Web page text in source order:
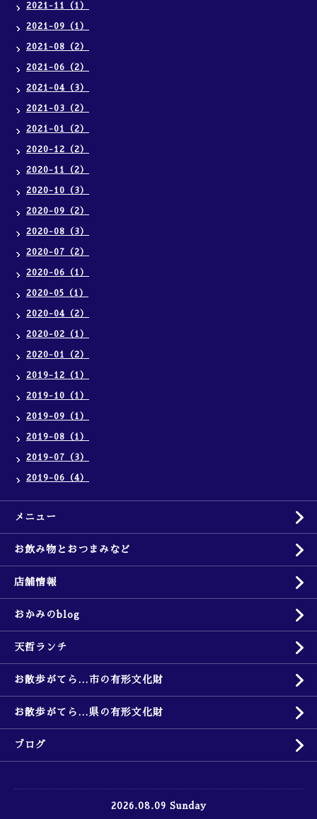
2021-11（1）
2021-09（1）
2021-08（2）
2021-06（2）
2021-04（3）
2021-03（2）
2021-01（2）
2020-12（2）
2020-11（2）
2020-10（3）
2020-09（2）
2020-08（3）
2020-07（2）
2020-06（1）
2020-05（1）
2020-04（2）
2020-02（1）
2020-01（2）
2019-12（1）
2019-10（1）
2019-09（1）
2019-08（1）
2019-07（3）
2019-06（4）
メニュー
お飲み物とおつまみなど
店舗情報
おかみのblog
天哲ランチ
お散歩がてら…市の有形文化財
お散歩がてら…県の有形文化財
ブログ
2026.08.09 Sunday